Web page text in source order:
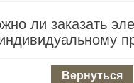
ли заказать
Вернуться